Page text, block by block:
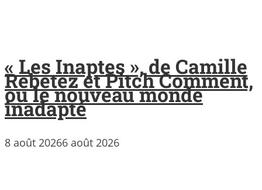
« Les Inaptes », de Camille
Rebetez et Pitch Comment,
ou le nouveau monde
inadapté
8 août 20266 août 2026